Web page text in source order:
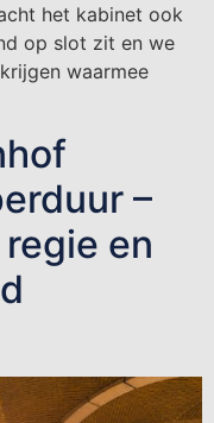
het kabinet ook
op slot zit en we
waarmee
–
en